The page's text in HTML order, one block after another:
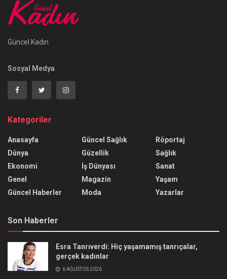
Güncel Kadın
Sosyal Medya
Kategoriler
Anasayfa
Dünya
Ekonomi
Genel
Güncel Haberler
Güncel Sağlık
Güzellik
İş Dünyası
Magazin
Moda
Röportaj
Sağlık
Sanat
Yaşam
Yazarlar
Son Haberler
Esra Tanrıverdi: Hiç yaşamamış tanrıçalar,
gerçek kadınlar
6 AĞUSTOS 2026